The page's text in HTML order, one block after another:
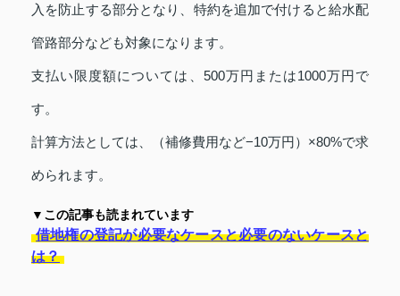
入を防止する部分となり、特約を追加で付けると給水配
管路部分なども対象になります。
支払い限度額については、500万円または1000万円で
す。
計算方法としては、（補修費用など−10万円）×80%で求
められます。
▼この記事も読まれています
借地権の登記が必要なケースと必要のないケースと
は？